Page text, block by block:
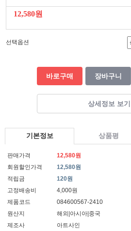
12,580원
선택옵션
바로구매 장바구니
상세정보 보기
기본정보 상품평
판매가격
12,580원
회원할인가격
12,580원
적립금
120원
고정배송비
4,000원
제품코드
084600567-2410
원산지
해외|아시아|중국
제조사
아트사인